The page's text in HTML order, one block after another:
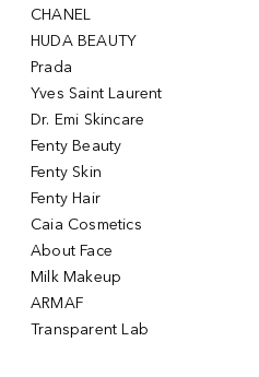
CHANEL
HUDA BEAUTY
Prada
Yves Saint Laurent
Dr. Emi Skincare
Fenty Beauty
Fenty Skin
Fenty Hair
Caia Cosmetics
About Face
Milk Makeup
ARMAF
Transparent Lab